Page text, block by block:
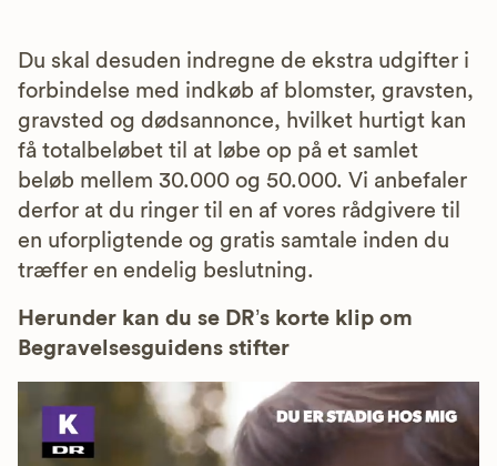
Du skal desuden indregne de ekstra udgifter i
forbindelse med indkøb af blomster, gravsten,
gravsted og dødsannonce, hvilket hurtigt kan
få totalbeløbet til at løbe op på et samlet
beløb mellem 30.000 og 50.000. Vi anbefaler
derfor at du ringer til en af vores rådgivere til
en uforpligtende og gratis samtale inden du
træffer en endelig beslutning.
Herunder kan du se DR’s korte klip om
Begravelsesguidens stifter